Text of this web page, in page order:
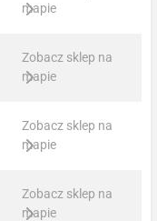
mapie
Zobacz sklep na
mapie
Zobacz sklep na
mapie
Zobacz sklep na
mapie